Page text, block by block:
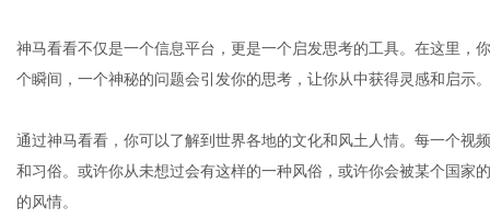
神马看看不仅是一个信息平台，更是一个启发思考的工具。在这里，
个瞬间，一个神秘的问题会引发你的思考，让你从中获得灵感和启示
通过神马看看，你可以了解到世界各地的文化和风土人情。每一个视
和习俗。或许你从未想过会有这样的一种风俗，或许你会被某个国家
的风情。